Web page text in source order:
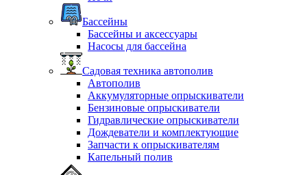
Бассейны
Бассейны и аксессуары
Насосы для бассейна
Садовая техника автополив
Автополив
Аккумуляторные опрыскиватели
Бензиновые опрыскиватели
Гидравлические опрыскиватели
Дождеватели и комплектующие
Запчасти к опрыскивателям
Капельный полив